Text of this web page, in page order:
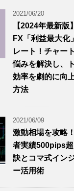
2021/06/20
【2024年最新版
FX「利益最大化
レート！チャー
悩みを解決し、
効率を劇的に向
方法
2021/06/09
激動相場を攻略
者実績500pips
訣とコマ式イン
ー活用術